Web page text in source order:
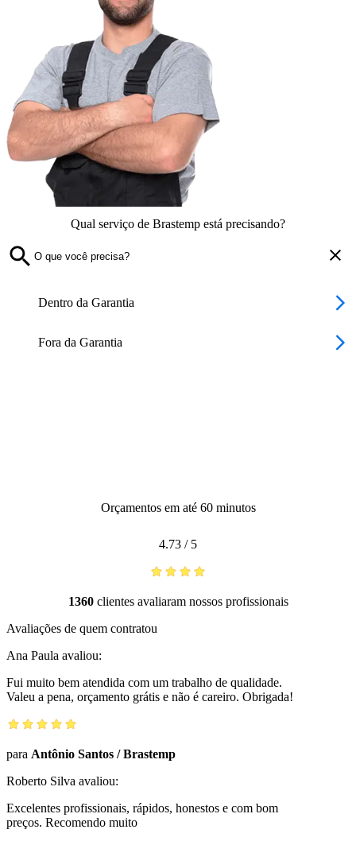
Qual serviço de Brastemp está precisando?
Dentro da Garantia
Fora da Garantia
Orçamentos em até 60 minutos
4.73 / 5
1360clientes avaliaram nossos profissionais
Avaliações de quem contratou
Ana Paula avaliou:
Fui muito bem atendida com um trabalho de qualidade.
Valeu a pena, orçamento grátis e não é careiro. Obrigada!
para Antônio Santos /Brastemp
Roberto Silva avaliou:
Excelentes profissionais, rápidos, honestos e com bom
preços. Recomendo muito